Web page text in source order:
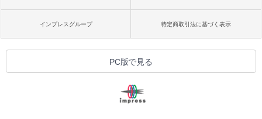
インプレスグループ 特定商取引法に基づく表示
PC版で見る